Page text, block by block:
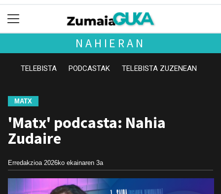
NAHIERAN
TELEBISTA PODCASTAK TELEBISTA ZUZENEAN
MATX
'Matx' podcasta: Nahia
Zudaire
Erredakzioa 2026ko ekainaren 3a